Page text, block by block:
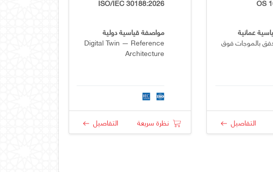
OS
عمانية
بالموجات فوق
التفاصيل
ISO/IEC 30188:2026
مواصفة قياسية دولية
Digital Twin — Reference
Architecture
نظرة سريعة التفاصيل